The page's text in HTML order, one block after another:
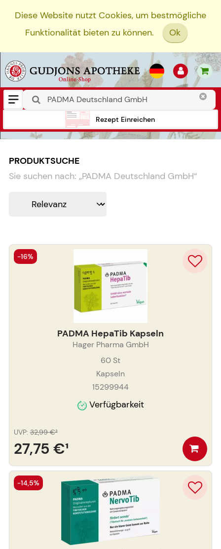
Diese Website nutzt Cookies, um bestmögliche
Funktionalität bieten zu können.
Ok
Rezept Einreichen
PRODUKTSUCHE
Sie suchen nach: „PADMA Deutschland GmbH“
PADMA HepaTib Kapseln
Hager Pharma GmbH
60 St
Kapseln
15299944
Verfügbarkeit
27,75 €¹
UVP: 32,99 €³
-16%
-14,5%